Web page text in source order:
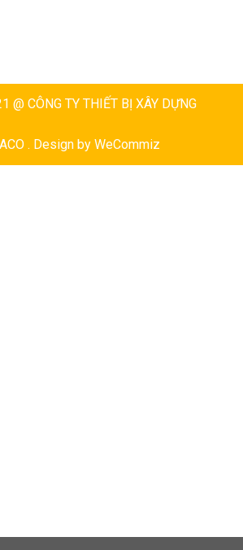
@ CÔNG TY THIẾT BỊ XÂY DỰNG
. Design byWeCommiz